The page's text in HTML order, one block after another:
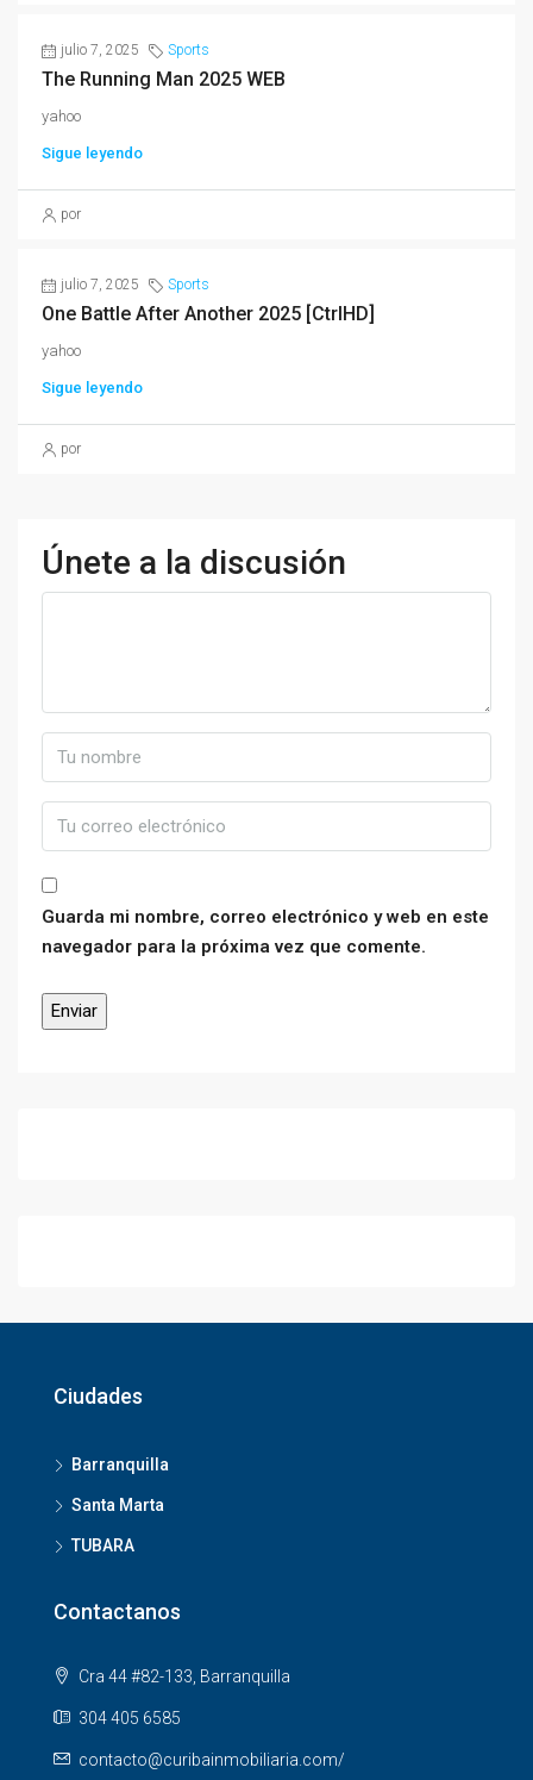
julio 7, 2025 Sports
The Running Man 2025 WEB
yahoo
Sigue leyendo
por
julio 7, 2025 Sports
One Battle After Another 2025 [CtrlHD]
yahoo
Sigue leyendo
por
Únete a la discusión
Guarda mi nombre, correo electrónico y web en este
navegador para la próxima vez que comente.
Ciudades
Barranquilla
Santa Marta
TUBARA
Contactanos
Cra 44 #82-133, Barranquilla
304 405 6585
contacto@curibainmobiliaria.com/